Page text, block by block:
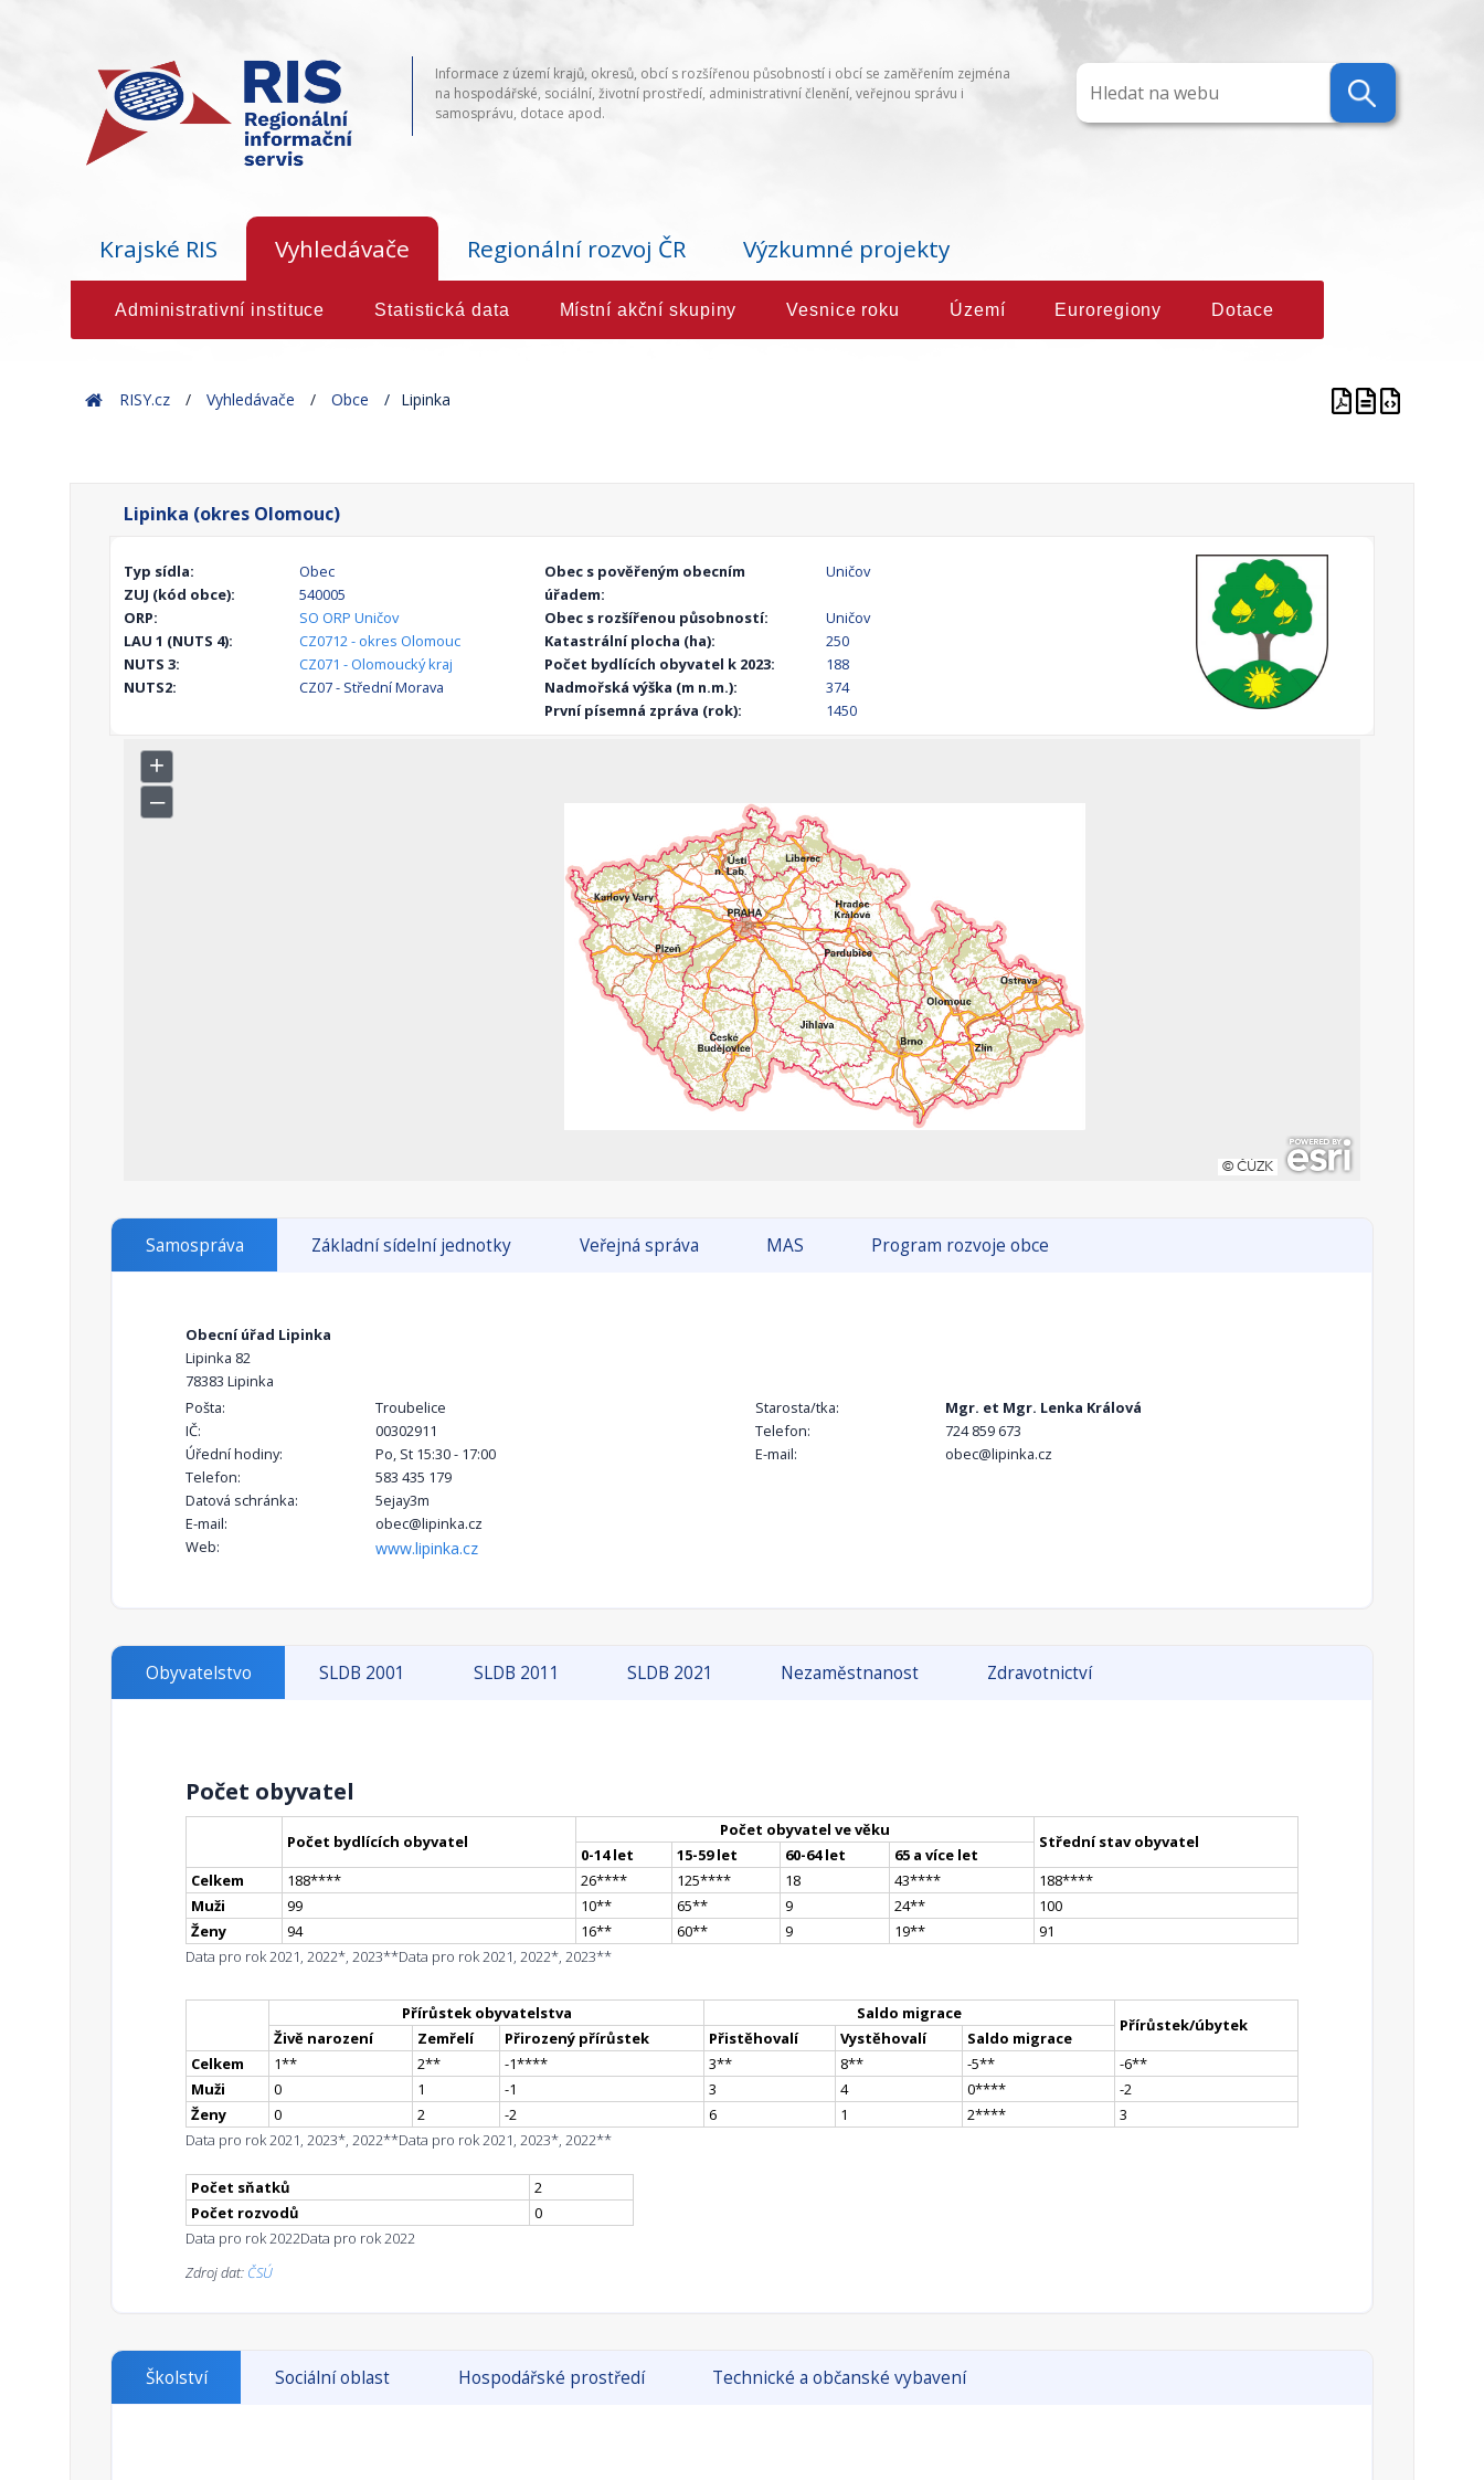
Informace z území krajů, okresů, obcí s rozšířenou působností i obcí se zaměřením zejména
na hospodářské, sociální, životní prostředí, administrativní členění, veřejnou správu i
samosprávu, dotace apod.
Krajské RIS Vyhledávače Regionální rozvoj ČR Výzkumné projekty
Administrativní instituce Statistická data Místní akční skupiny Vesnice roku Území Euroregiony Dotace
HomeRISY.cz Vyhledávače Obce Lipinka
Lipinka (okres Olomouc)
Typ sídla:
Obec
ZUJ (kód obce):
540005
ORP:
SO ORP Uničov
LAU 1 (NUTS 4):
CZ0712 - okres Olomouc
NUTS 3:
CZ071 - Olomoucký kraj
NUTS2:
CZ07 - Střední Morava
Obec s pověřeným obecním
úřadem:
Uničov
Obec s rozšířenou působností:
Uničov
Katastrální plocha (ha):
250
Počet bydlících obyvatel k 2023:
188
Nadmořská výška (m n.m.):
374
První písemná zpráva (rok):
1450
Samospráva Základní sídelní jednotky Veřejná správa MAS Program rozvoje obce
Obecní úřad Lipinka
Lipinka 82
78383 Lipinka
Pošta:
Troubelice
IČ:
00302911
Úřední hodiny:
Po, St 15:30 - 17:00
Telefon:
583 435 179
Datová schránka:
5ejay3m
E-mail:
obec@lipinka.cz
Web:
www.lipinka.cz
Starosta/tka:
Mgr. et Mgr. Lenka Králová
Telefon:
724 859 673
E-mail:
obec@lipinka.cz
Obyvatelstvo SLDB 2001 SLDB 2011 SLDB 2021 Nezaměstnanost Zdravotnictví
Počet obyvatel
Počet bydlících obyvatel
Počet obyvatel ve věku
Střední stav obyvatel
0-14 let 15-59 let 60-64 let
65 a více let
Celkem
188**** 26**** 125**** 18 43**** 188****
Muži
99 10** 65** 9 24**
100
Ženy
94 16** 60** 9 19**
91
Data pro rok 2021, 2022*, 2023**Data pro rok 2021, 2022*, 2023**
Přírůstek obyvatelstva Saldo migrace
Přírůstek/úbytek
Živě narození Zemřelí Přirozený přírůstek Přistěhovalí Vystěhovalí
Saldo migrace
Celkem
1** 2** -1**** 3** 8** -5** -6**
Muži
0 1 -1 3 4 0****
-2
Ženy
0 2 -2 6 1 2****
3
Data pro rok 2021, 2023*, 2022**Data pro rok 2021, 2023*, 2022**
Počet sňatků
2
Počet rozvodů
0
Data pro rok 2022Data pro rok 2022
Zdroj dat: ČSÚ
Školství Sociální oblast Hospodářské prostředí Technické a občanské vybavení